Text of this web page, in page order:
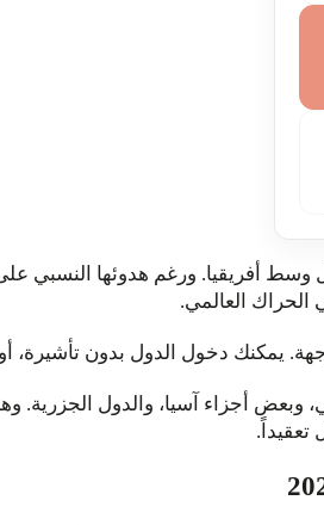
أفريقيا. ورغم هدوئها النسبي
الحراك العالمي.
وبعض أجزاء آسيا، والدول
تعقيداً.